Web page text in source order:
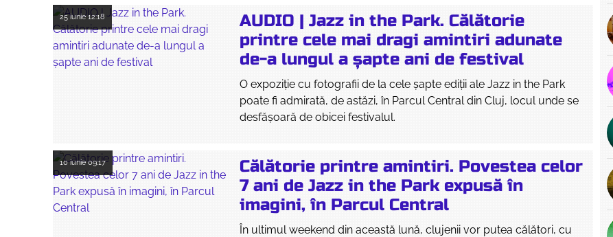
25 iunie12:18
AUDIO | Jazz in the Park. Călătorie
printre cele mai dragi amintiri adunate
de-a lungul a șapte ani de festival
O expoziție cu fotografii de la cele șapte ediții ale Jazz in the Park
poate fi admirată, de astăzi, în Parcul Central din Cluj, locul unde se
desfășoară de obicei festivalul.
10 iunie 09:17
Călătorie printre amintiri. Povestea celor
7 ani de Jazz in the Park expusă în
imagini, în Parcul Central
În ultimul weekend din această lună, clujenii vor putea călători, cu